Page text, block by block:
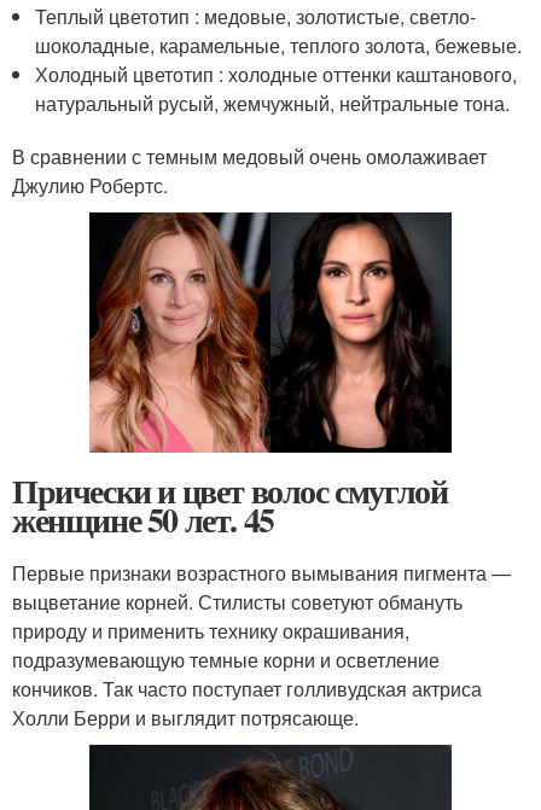
Теплый цветотип : медовые, золотистые, светло-
шоколадные, карамельные, теплого золота, бежевые.
Холодный цветотип : холодные оттенки каштанового,
натуральный русый, жемчужный, нейтральные тона.
В сравнении с темным медовый очень омолаживает
Джулию Робертс.
Прически и цвет волос смуглой
женщине 50 лет. 45
Первые признаки возрастного вымывания пигмента ―
выцветание корней. Стилисты советуют обмануть
природу и применить технику окрашивания,
подразумевающую темные корни и осветление
кончиков. Так часто поступает голливудская актриса
Холли Берри и выглядит потрясающе.